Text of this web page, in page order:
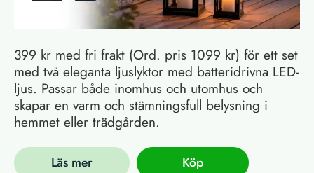
399 kr med fri frakt (Ord. pris 1099 kr) för ett set
med två eleganta ljuslyktor med batteridrivna LED-
ljus. Passar både inomhus och utomhus och
skapar en varm och stämningsfull belysning i
hemmet eller trädgården.
Läs mer Köp